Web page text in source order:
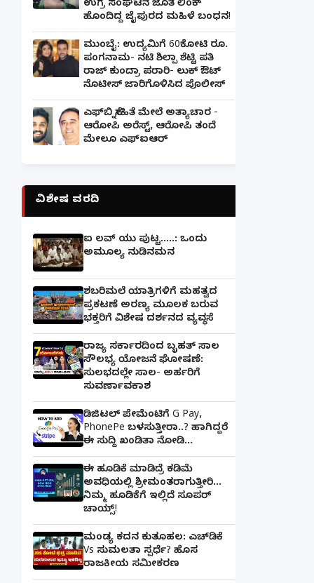
ಉಗ್ರ ಸಂಘಟನೆ ಜೊತೆ ಲಿಂಕ್
ಹೊಂದಿದ್ದ ಜೈಪುರದ ಮಹಿಳೆ ಬಂಧನ!
ಮುಂಬೈ: ಉದ್ಯಮಿಗೆ 60ಕೋಟಿ ರೂ.
ಪಂಗನಾಮ- ನಟಿ ಶಿಲ್ಪಾ ಶೆಟ್ಟಿ ಪತಿ
ರಾಜ್ ಕುಂದ್ರಾ ಪರಾರಿ- ಲುಕ್ ಔಟ್
ನೊಟೀಸ್ ಜಾರಿಗೊಳಿಸಿದ ಪೊಲೀಸ್
ಎಫ್‌ಬಿ ಸ್ನೇಹಿತೆ ಮೇಲೆ ಅತ್ಯಾಚಾರ -
ಆರೋಪಿ ಅರೆಸ್ಟ್, ಆರೋಪಿ ತಂದೆ
ಮೇಲೂ ಎಫ್ಐಆರ್
ವಿಶೇಷ ವರದಿ
ಐ ಲವ್ ಯು ಪುಟ್ಟ.....: ಒಂದು
ಅಮೂಲ್ಯ ನುಡಿನಮನ
ಶಬರಿಮಲೆ ಯಾತ್ರಿಗಳಿಗೆ ಮಹತ್ವದ
ಪ್ರಕಟಣೆ ಅರಣ್ಯ ಮೂಲಕ ಬರುವ
ಭಕ್ತರಿಗೆ ವಿಶೇಷ ದರ್ಶನದ ವ್ಯವಸ್ಥೆ
ರಾಜ್ಯ ಸರ್ಕಾರದಿಂದ ಬೃಹತ್ ಸಾಲ
ಸೌಲಭ್ಯ ಯೋಜನೆ ಘೋಷಣೆ:
ಸುಲಭದಲ್ಲೇ ಸಾಲ- ಅರ್ಹರಿಗೆ
ಸುವರ್ಣಾವಕಾಶ
ಡಿಜಿಟಲ್ ಪೇಮೆಂಟಿಗೆ G Pay,
PhonePe ಬಳಸುತ್ತೀರಾ..? ಹಾಗಿದ್ದರೆ
ಈ ಸುದ್ದಿ ಖಂಡಿತಾ ನೋಡಿ...
ಈ ಹೂಡಿಕೆ ಮಾಡಿದ್ರೆ ಕಡಿಮೆ
ಅವಧಿಯಲ್ಲಿ ಶ್ರೀಮಂತರಾಗುತ್ತೀರಿ...
ನಿಮ್ಮ ಹೂಡಿಕೆಗೆ ಇಲ್ಲಿದೆ ಸೂಪರ್
ಚಾಯ್ಸ್‌!
ಮಂಡ್ಯ ಕದನ ಕುತೂಹಲ: ಎಚ್‌ಡಿಕೆ
Vs ಸುಮಲತಾ ಸ್ಪರ್ಧೆ? ಹೊಸ
ರಾಜಕೀಯ ಸಮೀಕರಣ